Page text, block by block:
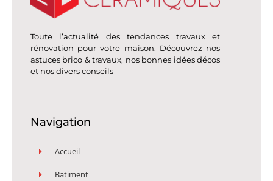
Toute l’actualité des tendances travaux et
rénovation pour votre maison. Découvrez nos
astuces brico & travaux, nos bonnes idées décos
et nos divers conseils
Navigation
Accueil
Batiment